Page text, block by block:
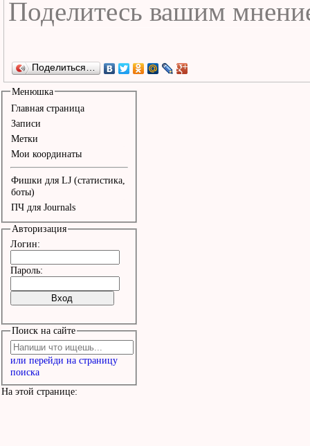
Поделиться…
Менюшка
Главная страница
Записи
Метки
Мои координаты
Фишки для LJ (статистика,
боты)
ПЧ для Journals
Авторизация
Логин:
Пароль:
Поиск на сайте
или перейди на страницу
поиска
На этой странице: